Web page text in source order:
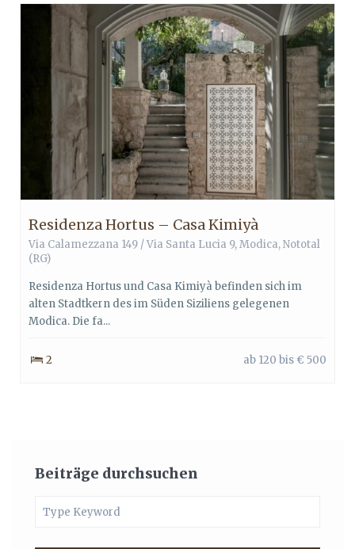
Residenza Hortus – Casa Kimiyà
Via Calamezzana 149 / Via Santa Lucia 9,Modica,Nototal
(RG)
Residenza Hortus und Casa Kimiyà befinden sich im
alten Stadtkern des im Süden Siziliens gelegenen
Modica. Die fa...
2 ab 120 bis € 500
Beiträge durchsuchen